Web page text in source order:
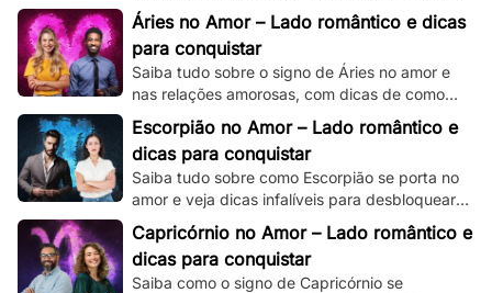
seu lado romântico!
Áries no Amor – Lado romântico e dicas
para conquistar
Saiba tudo sobre o signo de Áries no amor e
nas relações amorosas, com dicas de como
destravar seu intenso e ardente lado
romântico.
Escorpião no Amor – Lado romântico e
dicas para conquistar
Saiba tudo sobre como Escorpião se porta no
amor e veja dicas infalíveis para desbloquear
seu misterioso e enigmático lado romântico.
Capricórnio no Amor – Lado romântico e
dicas para conquistar
Saiba como o signo de Capricórnio se